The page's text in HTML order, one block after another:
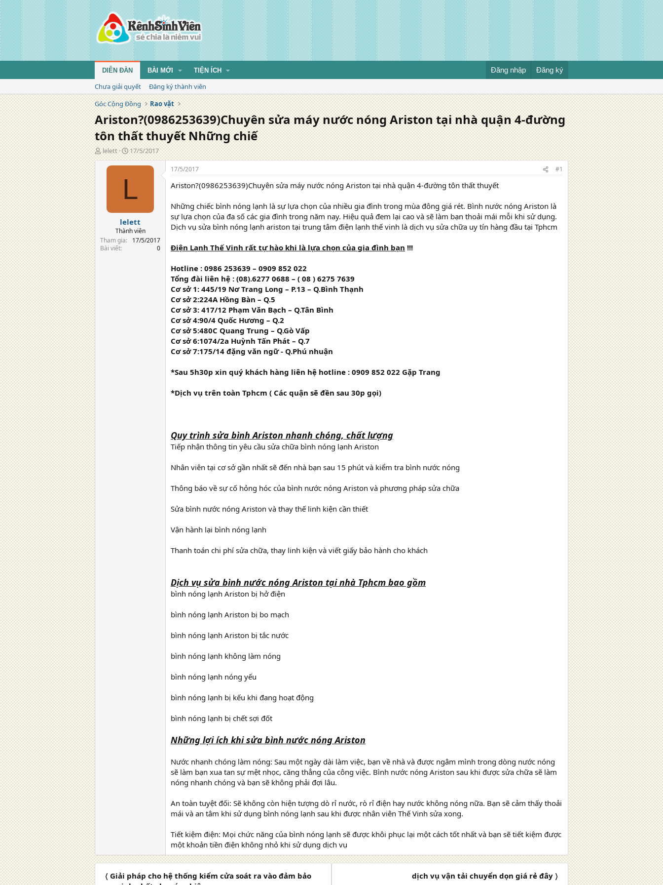
DIỄN ĐÀN BÀI MỚI TIỆN ÍCH Đăng nhập Đăng ký
Chưa giải quyết
Đăng ký thành viên
Góc Cộng Đồng
Rao vặt
Ariston?(0986253639)Chuyên sửa máy nước nóng Ariston tại nhà quận 4-đường
tôn thất thuyết Những chiế
T
á
lelett
N
g
à
ă
g
17/5/2017
L
lelett
Thành viên
Tham gia
17/5/2017
Bài viết
0
17/5/2017 #1
Ariston?(0986253639)Chuyên sửa máy nước nóng Ariston tại nhà quận 4-đường tôn thất thuyết
Những chiếc bình nóng lạnh là sự lựa chọn của nhiều gia đình trong mùa đông giá rét. Bình nước nóng Ariston là
sự lựa chọn của đa số các gia đình trong năm nay. Hiệu quả đem lại cao và sẽ làm bạn thoải mái mỗi khi sử dụng.
Dịch vụ sửa bình nóng lạnh ariston tại trung tâm điện lạnh thế vinh là dịch vụ sửa chữa uy tín hàng đầu tại Tphcm
Điện Lạnh Thế Vinh rất tự hào khi là lựa chọn của gia đình bạn !!!
Hotline : 0986 253639 – 0909 852 022
Tổng đài liên hệ : (08).6277 0688 – ( 08 ) 6275 7639
Cơ sở 1: 445/19 Nơ Trang Long – P.13 – Q.Bình Thạnh
Cơ sở 2:224A Hồng Bàn – Q.5
Cơ sở 3: 417/12 Phạm Văn Bạch – Q.Tân Bình
Cơ sở 4:90/4 Quốc Hương – Q.2
Cơ sở 5:480C Quang Trung – Q.Gò Vấp
Cơ sở 6:1074/2a Huỳnh Tấn Phát – Q.7
Cơ sở 7:175/14 đặng văn ngữ - Q.Phú nhuận
*Sau 5h30p xin quý khách hàng liên hệ hotline : 0909 852 022 Gặp Trang
*Dịch vụ trên toàn Tphcm ( Các quận sẽ đền sau 30p gọi)
Quy trình sửa bình Ariston nhanh chóng, chất lượng
Tiếp nhận thông tin yêu cầu sửa chữa bình nóng lạnh Ariston
Nhân viên tại cơ sở gần nhất sẽ đến nhà bạn sau 15 phút và kiểm tra bình nước nóng
Thông báo về sự cố hỏng hóc của bình nước nóng Ariston và phương pháp sửa chữa
Sửa bình nước nóng Ariston và thay thế linh kiện cần thiết
Vận hành lại bình nóng lạnh
Thanh toán chi phí sửa chữa, thay linh kiện và viết giấy bảo hành cho khách
Dịch vụ sửa bình nước nóng Ariston tại nhà Tphcm bao gồm
bình nóng lạnh Ariston bị hở điện
bình nóng lạnh Ariston bị bo mạch
bình nóng lạnh Ariston bị tắc nước
bình nóng lạnh không làm nóng
bình nóng lạnh nóng yếu
bình nóng lạnh bị kếu khi đang hoạt động
bình nóng lạnh bị chết sợi đốt
Những lợi ích khi sửa bình nước nóng Ariston
Nước nhanh chóng làm nóng: Sau một ngày dài làm việc, bạn về nhà và được ngâm mình trong dòng nước nóng
sẽ làm bạn xua tan sự mệt nhọc, căng thẳng của công việc. Bình nước nóng Ariston sau khi được sửa chữa sẽ làm
nóng nhanh chóng và bạn sẽ không phải đợi lâu.
An toàn tuyệt đối: Sẽ không còn hiện tượng dò rỉ nước, rò rỉ điện hay nước không nóng nữa. Bạn sẽ cảm thấy thoải
mái và an tâm khi sử dụng bình nóng lạnh sau khi được nhân viên Thế Vinh sửa xong.
Tiết kiệm điện: Mọi chức năng của bình nóng lạnh sẽ được khôi phục lại một cách tốt nhất và bạn sẽ tiết kiệm được
một khoản tiền điện không nhỏ khi sử dụng dịch vụ
〈 Giải pháp cho hệ thống kiểm cửa soát ra vào đảm bảo
dịch vụ vận tải chuyển dọn giá rẻ đây 〉